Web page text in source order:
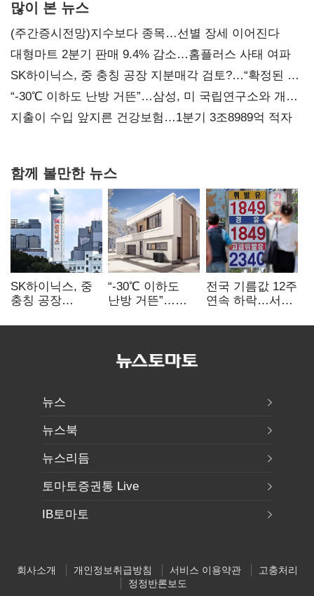
많이 본 뉴스
(주간증시전망)지수보다 종목…선별 장세 이어진다
대형마트 2분기 판매 9.4% 감소…홈플러스 사태 여파
SK하이닉스, 중 충칭 공장 지분매각 검토?…“확정된 바
없어”
“-30℃ 이하도 난방 거뜬”…삼성, 미 국립연구소와 개발
협력
지출이 수입 앞지른 건강보험…1분기 3조8989억 적자
함께 볼만한 뉴스
SK하이닉스, 중
충칭 공장
검토?…“확정된
“-30℃ 이하도
난방 거뜬”…
국립연구소와
전국 기름값 12주
연속 하락…서울
뉴스
뉴스북
뉴스리듬
토마토증권통 Live
IB토마토
회사소개 개인정보취급방침 서비스 이용약관
고충처리
정정반론보도